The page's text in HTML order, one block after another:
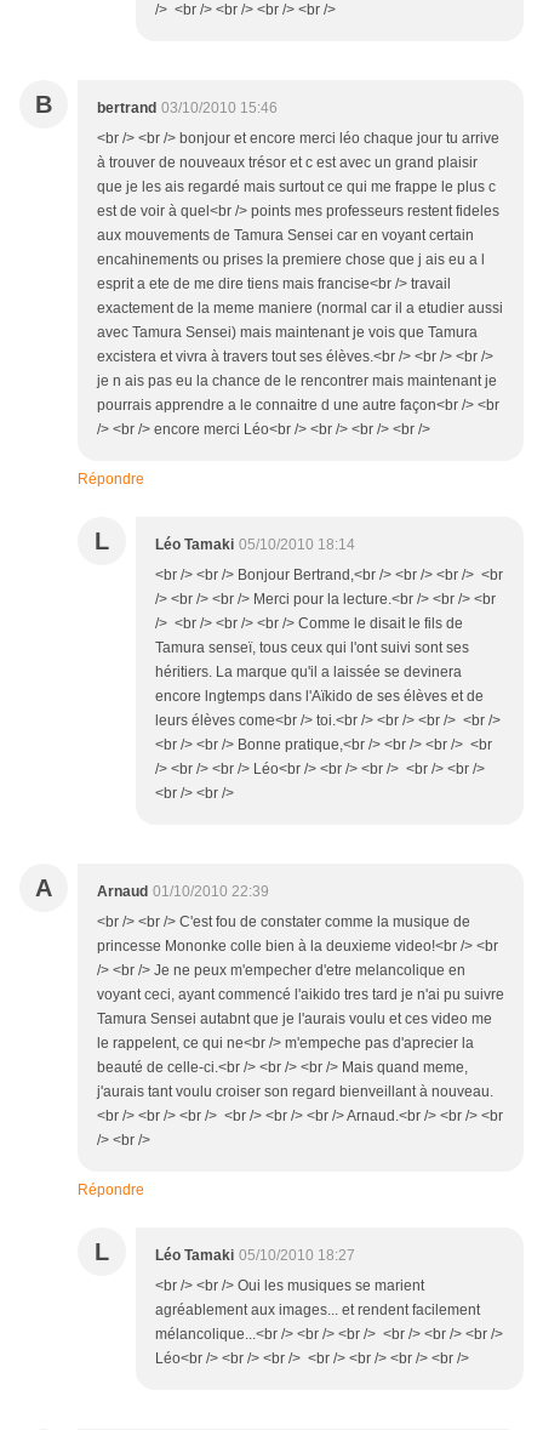
/> <br /> <br /> <br /> <br />
B bertrand 03/10/2010 15:46
<br /> <br /> bonjour et encore merci léo chaque jour tu arrive
à trouver de nouveaux trésor et c est avec un grand plaisir
que je les ais regardé mais surtout ce qui me frappe le plus c
est de voir à quel<br /> points mes professeurs restent fideles
aux mouvements de Tamura Sensei car en voyant certain
encahinements ou prises la premiere chose que j ais eu a l
esprit a ete de me dire tiens mais francise<br /> travail
exactement de la meme maniere (normal car il a etudier aussi
avec Tamura Sensei) mais maintenant je vois que Tamura
excistera et vivra à travers tout ses élèves.<br /> <br /> <br />
je n ais pas eu la chance de le rencontrer mais maintenant je
pourrais apprendre a le connaitre d une autre façon<br /> <br
/> <br /> encore merci Léo<br /> <br /> <br /> <br />
Répondre
L Léo Tamaki 05/10/2010 18:14
<br /> <br /> Bonjour Bertrand,<br /> <br /> <br /> <br
/> <br /> <br /> Merci pour la lecture.<br /> <br /> <br
/> <br /> <br /> <br /> Comme le disait le fils de
Tamura senseï, tous ceux qui l'ont suivi sont ses
héritiers. La marque qu'il a laissée se devinera
encore lngtemps dans l'Aïkido de ses élèves et de
leurs élèves come<br /> toi.<br /> <br /> <br /> <br />
<br /> <br /> Bonne pratique,<br /> <br /> <br /> <br
/> <br /> <br /> Léo<br /> <br /> <br /> <br /> <br />
<br /> <br />
A Arnaud 01/10/2010 22:39
<br /> <br /> C'est fou de constater comme la musique de
princesse Mononke colle bien à la deuxieme video!<br /> <br
/> <br /> Je ne peux m'empecher d'etre melancolique en
voyant ceci, ayant commencé l'aikido tres tard je n'ai pu suivre
Tamura Sensei autabnt que je l'aurais voulu et ces video me
le rappelent, ce qui ne<br /> m'empeche pas d'aprecier la
beauté de celle-ci.<br /> <br /> <br /> Mais quand meme,
j'aurais tant voulu croiser son regard bienveillant à nouveau.
<br /> <br /> <br /> <br /> <br /> <br /> Arnaud.<br /> <br /> <br
/> <br />
Répondre
L Léo Tamaki 05/10/2010 18:27
<br /> <br /> Oui les musiques se marient
agréablement aux images... et rendent facilement
mélancolique...<br /> <br /> <br /> <br /> <br /> <br />
Léo<br /> <br /> <br /> <br /> <br /> <br /> <br />